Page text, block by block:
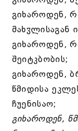
გიხაროდენ,
მახჳლისაგან
გიხაროდენ,
შეიტკბობის;
გიხაროდენ,
წმიდისა
ჩუენისაო;
გიხაროდენ,